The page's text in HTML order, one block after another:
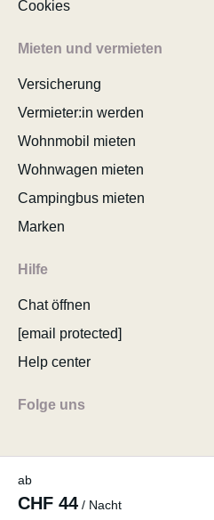
ab
CHF 44 / Nacht
Cookies
Mieten und vermieten
Versicherung
Vermieter:in werden
Wohnmobil mieten
Wohnwagen mieten
Campingbus mieten
Marken
Hilfe
Chat öffnen
[email protected]
Help center
Folge uns
© 2026 MyCamper AG